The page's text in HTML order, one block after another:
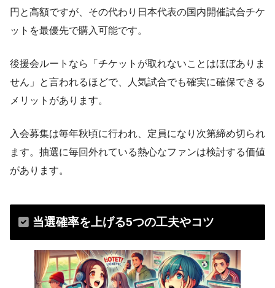
円と高額ですが、その代わり日本代表の国内開催試合チケ
ットを最優先で購入可能です​。
後援会ルートなら「チケットが取れないことはほぼありま
せん」と言われるほどで、人気試合でも確実に確保できる
メリットがあります​。
入会募集は毎年秋頃に行われ、定員になり次第締め切られ
ます​。抽選に毎回外れている熱心なファンは検討する価値
があります。
当選確率を上げる5つの工夫やコツ